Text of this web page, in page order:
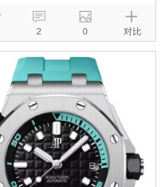
2 0 对比